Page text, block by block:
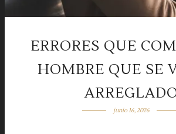
ERRORES QUE
HOMBRE QUE SE
junio 16, 2026